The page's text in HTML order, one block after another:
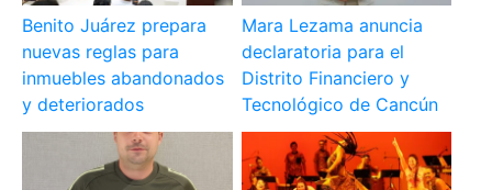
Benito Juárez prepara
nuevas reglas para
inmuebles abandonados
y deteriorados
Mara Lezama anuncia
declaratoria para el
Distrito Financiero y
Tecnológico de Cancún